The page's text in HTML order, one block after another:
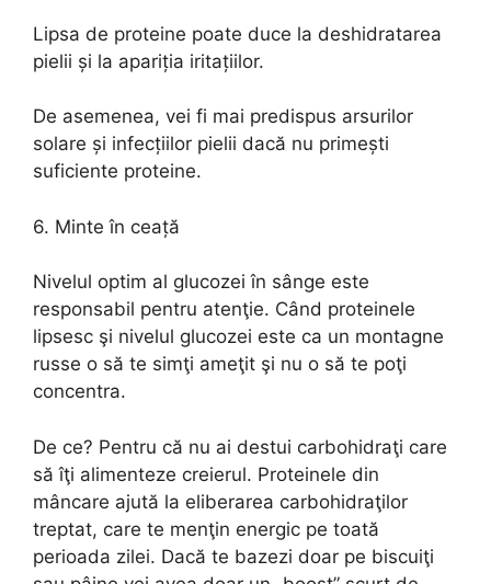
Lipsa de proteine poate duce la deshidratarea
pielii și la apariția iritațiilor.
De asemenea, vei fi mai predispus arsurilor
solare și infecțiilor pielii dacă nu primești
suficiente proteine.
6. Minte în ceață
Nivelul optim al glucozei în sânge este
responsabil pentru atenţie. Când proteinele
lipsesc şi nivelul glucozei este ca un montagne
russe o să te simţi ameţit şi nu o să te poţi
concentra.
De ce? Pentru că nu ai destui carbohidraţi care
să îţi alimenteze creierul. Proteinele din
mâncare ajută la eliberarea carbohidraţilor
treptat, care te menţin energic pe toată
perioada zilei. Dacă te bazezi doar pe biscuiţi